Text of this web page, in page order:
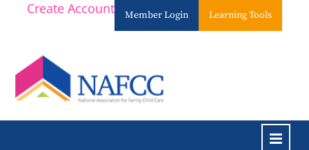
Create Account Member Login Learning Tools